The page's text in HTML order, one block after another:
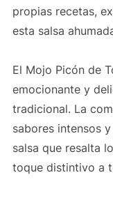
propias recetas,
esta salsa
El Mojo Picón de
emocionante y
tradicional. La
sabores intensos
salsa que resalta
toque distintivo a